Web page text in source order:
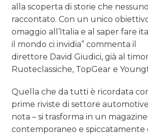
alla scoperta di storie che
raccontato. Con un unico
omaggio all’Italia e al saper fare
il mondo ci invidia” commenta il
direttore David Giudici, già al
Ruoteclassiche, TopGear e
Quella che da tutti è ricordata
prime riviste di settore
nota – si trasforma in un
contemporaneo e spiccatamente